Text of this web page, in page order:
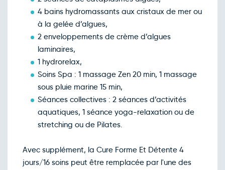
4 bains hydromassants aux cristaux de mer ou
à la gelée d’algues,
2 enveloppements de crème d’algues
laminaires,
1 hydrorelax,
Soins Spa : 1 massage Zen 20 min, 1 massage
sous pluie marine 15 min,
Séances collectives : 2 séances d’activités
aquatiques, 1 séance yoga-relaxation ou de
stretching ou de Pilates.
Avec supplément, la Cure Forme Et Détente 4
jours/16 soins peut être remplacée par l'une des